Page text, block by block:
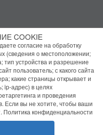
COOKIE
согласие на обработку
(сведения о местоположении;
тип устройства и разрешение
пользователь; с какого сайта
какие страницы открывает и
ip-адрес) в целях
и проведения
Если вы не хотите, чтобы ваши
Политика конфиденциальности